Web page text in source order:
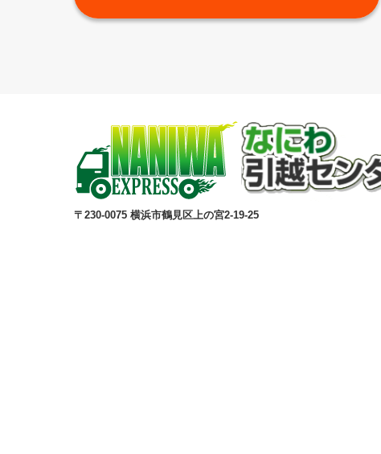
〒230-0075 横浜市鶴見区上の宮2-19-25